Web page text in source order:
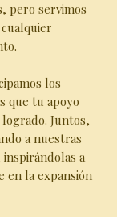
pero servimos
los
que tu apoyo
Juntos,
a nuestras
a
en la expansión